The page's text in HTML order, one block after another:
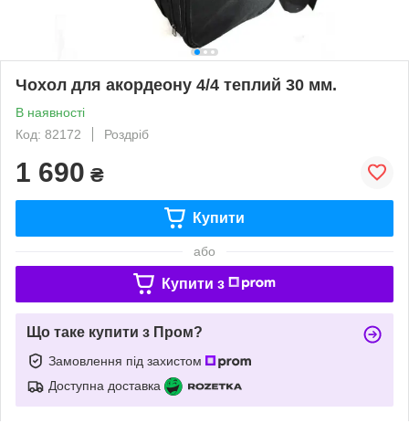
Чохол для акордеону 4/4 теплий 30 мм.
В наявності
Код: 82172
Роздріб
1 690 ₴
Купити
або
Купити з
Що таке купити з Пром?
Замовлення під захистом
Доступна доставка